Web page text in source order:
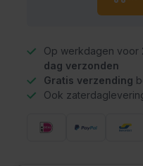
Op werkdagen voor
dag verzonden
Gratis verzending
Ook